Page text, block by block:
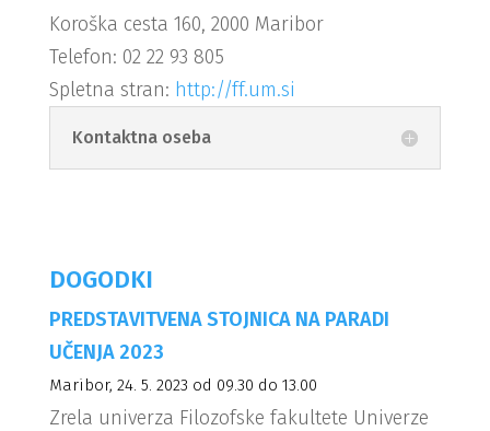
Koroška cesta 160, 2000 Maribor
Telefon: 02 22 93 805
Spletna stran: http://ff.um.si
Kontaktna oseba
DOGODKI
PREDSTAVITVENA STOJNICA NA PARADI
UČENJA 2023
Maribor, 24. 5. 2023 od 09.30 do 13.00
Zrela univerza Filozofske fakultete Univerze